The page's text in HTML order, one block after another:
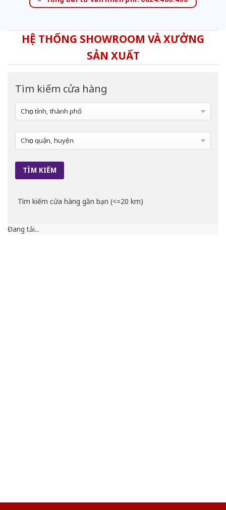
HỆ THỐNG SHOWROOM VÀ XƯỞNG
SẢN XUẤT
Tìm kiếm cửa hàng
Tìm kiếm cửa hàng gần bạn (<=20 km)
Đang tải...